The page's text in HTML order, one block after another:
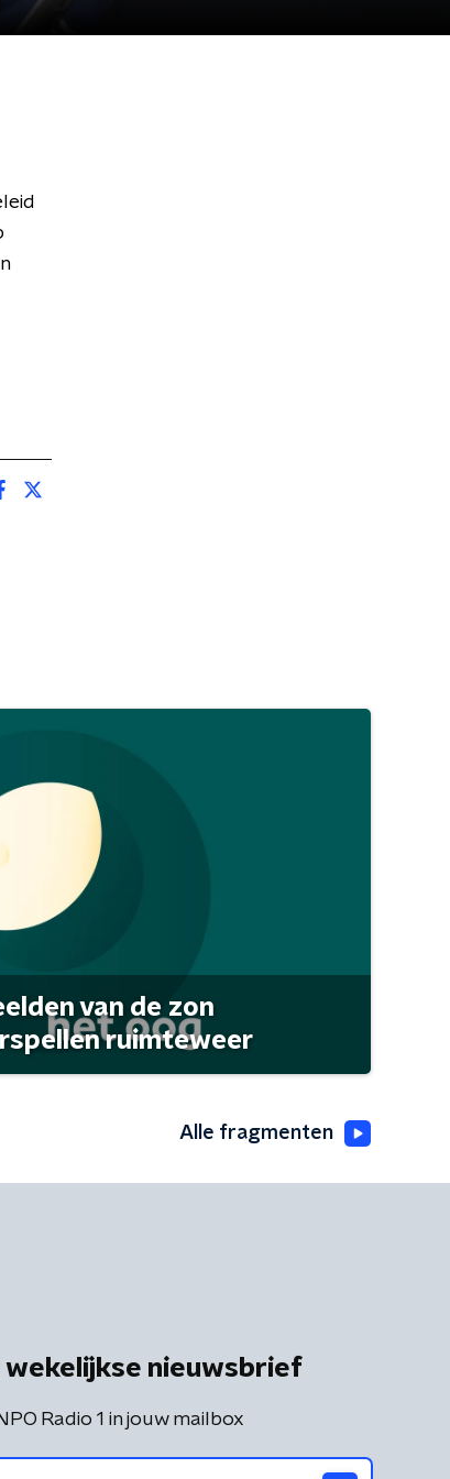
van de zon
ruimteweer
Alle fragmenten
wekelijkse nieuwsbrief
Radio 1 in jouw mailbox